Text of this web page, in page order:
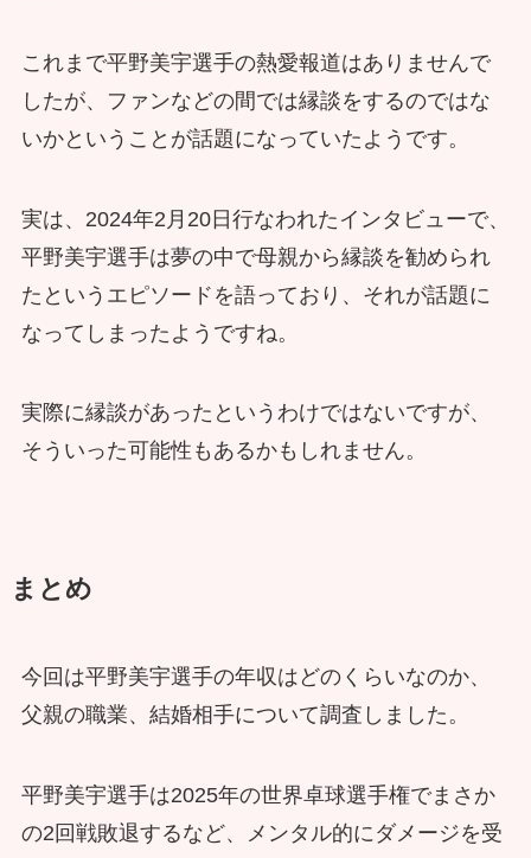
これまで平野美宇選手の熱愛報道はありませんで
したが、ファンなどの間では縁談をするのではな
いかということが話題になっていたようです。
実は、2024年2月20日行なわれたインタビューで、
平野美宇選手は夢の中で母親から縁談を勧められ
たというエピソードを語っており、それが話題に
なってしまったようですね。
実際に縁談があったというわけではないですが、
そういった可能性もあるかもしれません。
まとめ
今回は平野美宇選手の年収はどのくらいなのか、
父親の職業、結婚相手について調査しました。
平野美宇選手は2025年の世界卓球選手権でまさか
の2回戦敗退するなど、メンタル的にダメージを受